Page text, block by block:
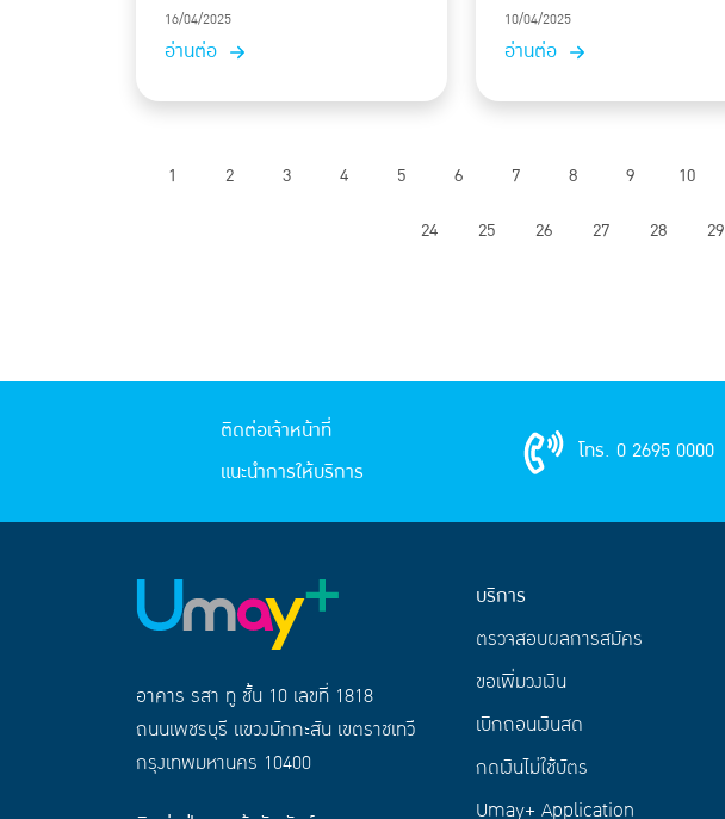
16/04/2025
อ่านต่อ
10/04/2025
อ่านต่อ
1 2 3 4 5 6 7 8 9 10
24
25 26 27 28 29
ติดต่อเจ้าหน้าที่
แนะนำการให้บริการ
โทร. 0 2695 0000
อาคาร รสา ทู ชั้น 10 เลขที่ 1818
ถนนเพชรบุรี แขวงมักกะสัน เขตราชเทวี
กรุงเทพมหานคร 10400
บริการ
ตรวจสอบผลการสมัคร
ขอเพิ่มวงเงิน
เบิกถอนเงินสด
กดเงินไม่ใช้บัตร
Umay+ Application